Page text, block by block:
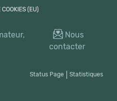
COOKIES (EU)
Nous
contacter
Status Page Statistiques